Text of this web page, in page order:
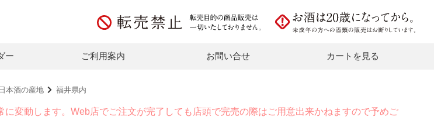
ー ご利用案内 お問い合せ カートを見る
日本酒の産地 福井県内
変動します。Web店でご注文が完了しても店頭で完売の際はご用意出来かねますので予めご